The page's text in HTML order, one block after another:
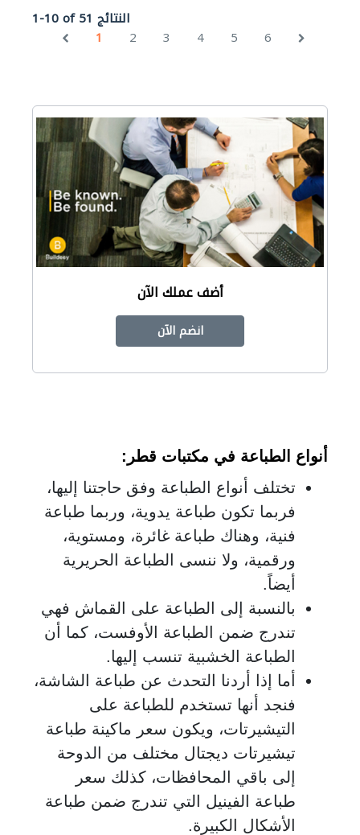
1-10 of 51 النتائج
1
2 3 4 5 6
أضف عملك الآن
انضم الآن
أنواع الطباعة في مكتبات قطر :
تختلف أنواع الطباعة وفق حاجتنا إليها،
فربما تكون طباعة يدوية، وربما طباعة
فنية، وهناك طباعة غائرة، ومستوية،
ورقمية، ولا ننسى الطباعة الحريرية
أيضاً.
بالنسبة إلى الطباعة على القماش فهي
تندرج ضمن الطباعة الأوفست، كما أن
الطباعة الخشبية تنسب إليها.
أما إذا أردنا التحدث عن طباعة الشاشة،
فنجد أنها تستخدم للطباعة على
التيشيرتات، ويكون سعر ماكينة طباعة
تيشيرتات ديجتال مختلف من الدوحة
إلى باقي المحافظات، كذلك سعر
طباعة الفينيل التي تندرج ضمن طباعة
الأشكال الكبيرة.